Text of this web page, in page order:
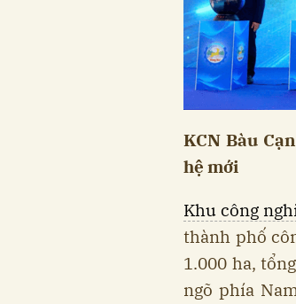
KCN Bàu
hệ mới
Khu công
thành phố
1.000 ha,
ngõ phía